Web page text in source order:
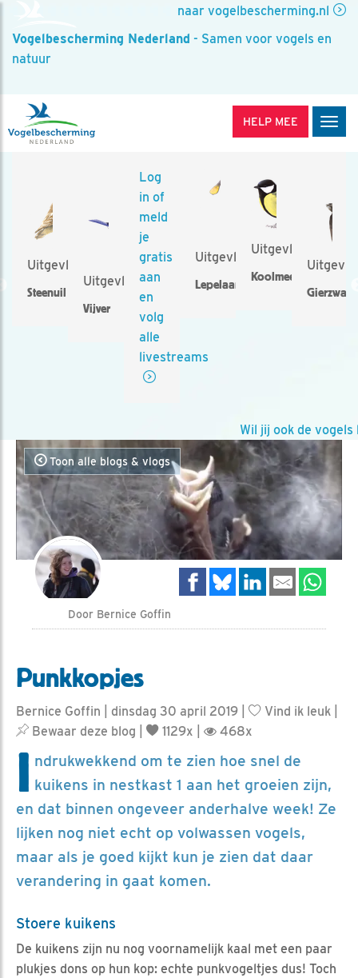
naar vogelbescherming.nl
Vogelbescherming Nederland - Samen voor vogels en
natuur
HELP MEE
Uitgevlogen
Steenuil
Uitgevlogen
Vijver
Log
in of
meld
je
gratis
aan
en
volg
alle
livestreams
Uitgevlogen
Lepelaar
Uitgevlogen
Koolmees
Wil jij ook de vogels
Toon alle blogs & vlogs
Door Bernice Goffin
Punkkopjes
Bernice Goffin | dinsdag 30 april 2019 | Vind ik leuk
Bewaar deze blog
1129x | 468x
I ndrukwekkend om te zien hoe snel de
kuikens in nestkast 1 aan het groeien zijn,
en dat binnen ongeveer anderhalve week! Ze
lijken nog niet echt op volwassen vogels,
maar als je goed kijkt kun je zien dat daar
verandering in gaat komen.
Stoere kuikens
De kuikens zijn nu nog voornamelijk kaal met een paar
plukjes dons op hun kop: echte punkvogeltjes dus! Toch